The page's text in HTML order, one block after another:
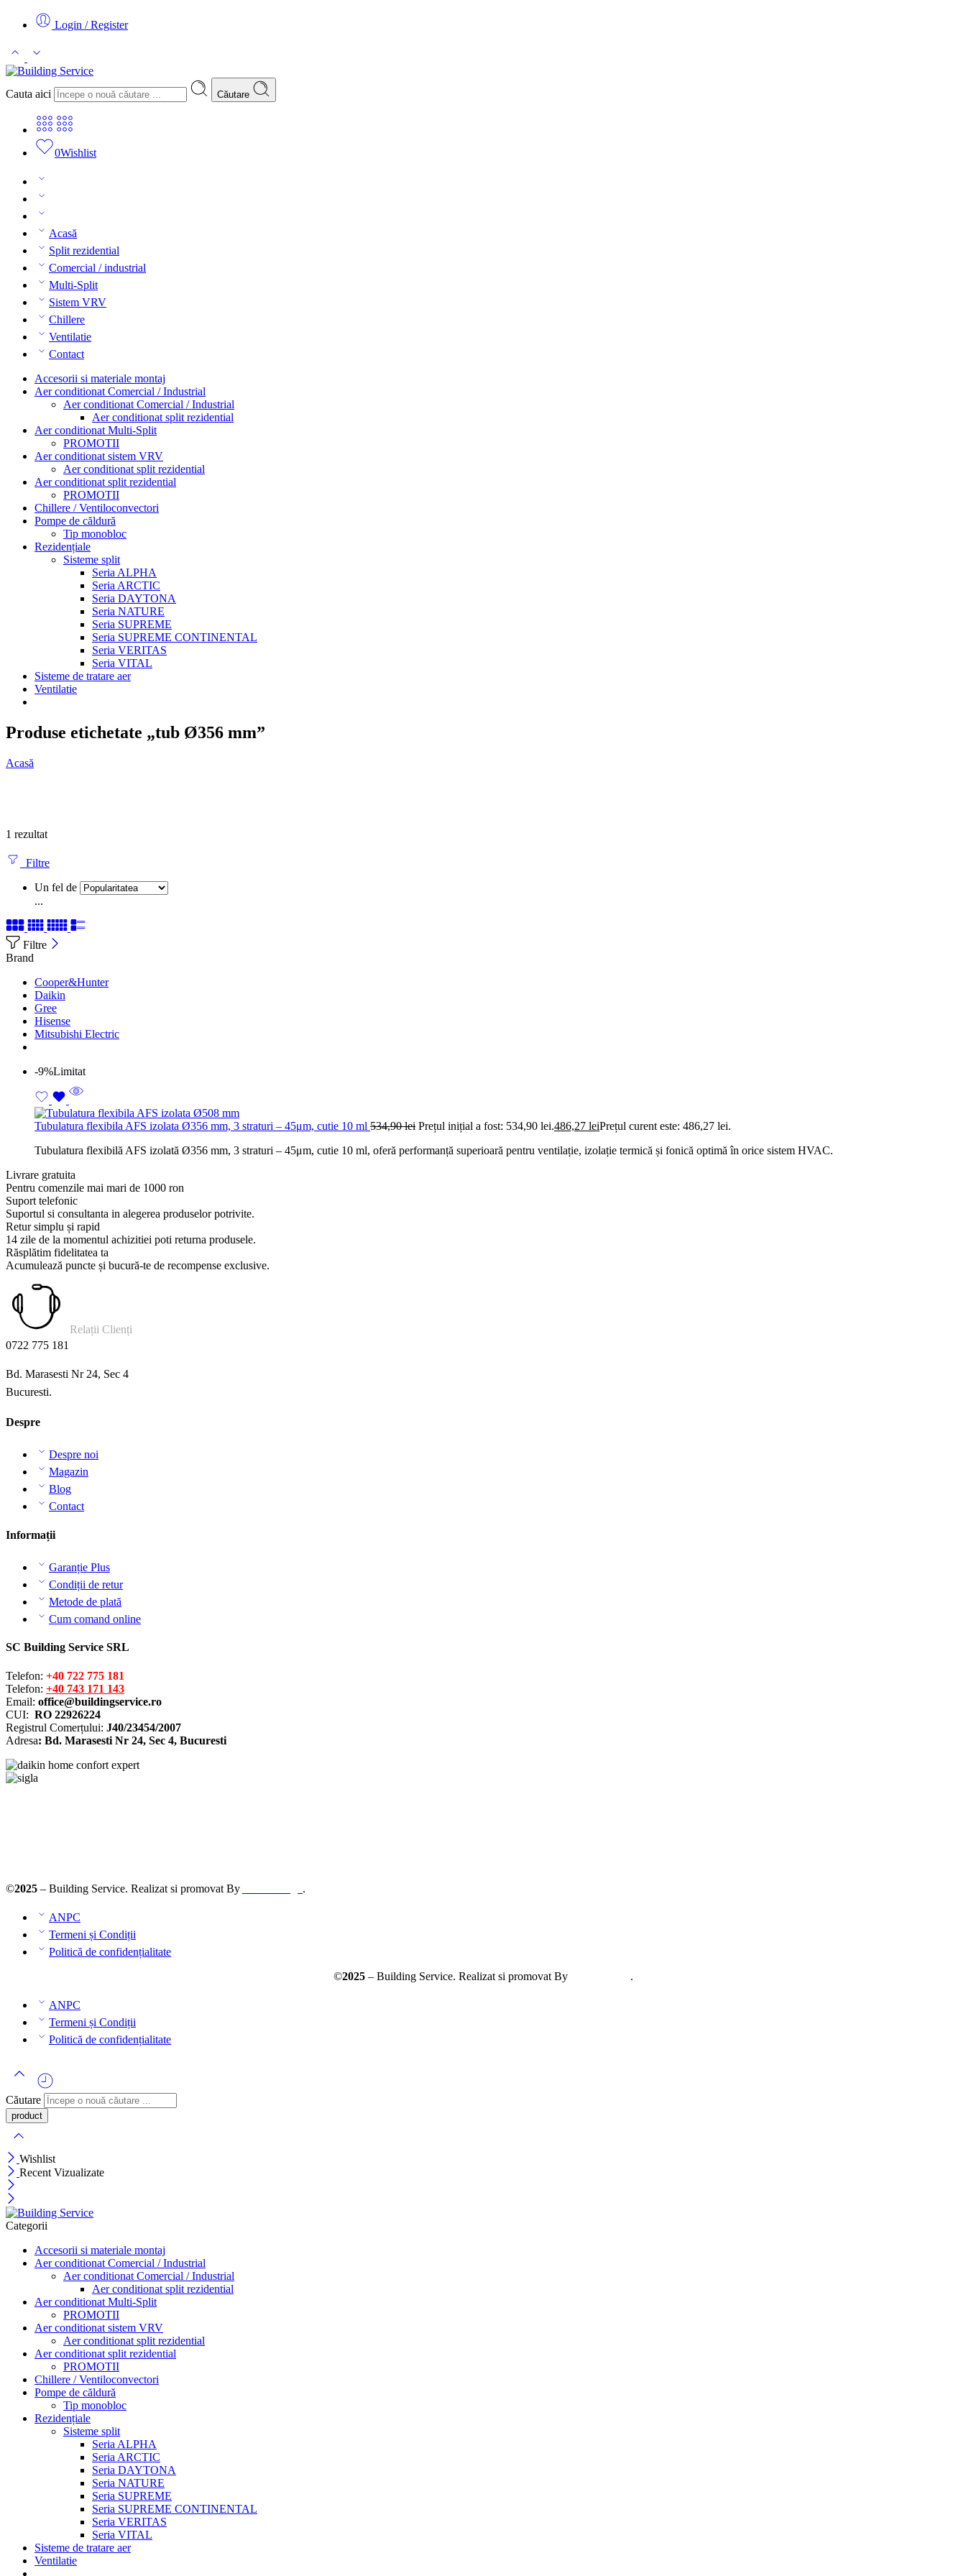
Login / Register
Cauta aici Căutare
0Wishlist
Acasă
Split rezidential
Comercial / industrial
Multi-Split
Sistem VRV
Chillere
Ventilatie
Contact
Accesorii si materiale montaj
Aer conditionat Comercial / Industrial
Aer conditionat Comercial / Industrial
Aer conditionat split rezidential
Aer conditionat Multi-Split
PROMOTII
Aer conditionat sistem VRV
Aer conditionat split rezidential
Aer conditionat split rezidential
PROMOTII
Chillere / Ventiloconvectori
Pompe de căldură
Tip monobloc
Rezidențiale
Sisteme split
Seria ALPHA
Seria ARCTIC
Seria DAYTONA
Seria NATURE
Seria SUPREME
Seria SUPREME CONTINENTAL
Seria VERITAS
Seria VITAL
Sisteme de tratare aer
Ventilatie
Produse etichetate „tub Ø356 mm”
Acasă
1 rezultat
Filtre
Un fel de
...
Filtre
Brand
Cooper&Hunter
Daikin
Gree
Hisense
Mitsubishi Electric
-9%Limitat
Tubulatura flexibila AFS izolata Ø356 mm, 3 straturi – 45μm, cutie 10 ml 534,90lei Prețul inițial a fost: 534,90 lei.486,27 leiPrețul curent este: 486,27 lei.
Tubulatura flexibilă AFS izolată Ø356 mm, 3 straturi – 45μm, cutie 10 ml, oferă performanță superioară pentru ventilație, izolație termică și fonică optimă în orice sistem HVAC.
Livrare gratuita
Pentru comenzile mai mari de 1000 ron
Suport telefonic
Suportul si consultanta in alegerea produselor potrivite.
Retur simplu și rapid
14 zile de la momentul achizitiei poti returna produsele.
Răsplătim fidelitatea ta
Acumulează puncte și bucură-te de recompense exclusive.
Relații Clienți
0722 775 181
Bd. Marasesti Nr 24, Sec 4
Bucuresti.
Despre
Despre noi
Magazin
Blog
Contact
Informații
Garanție Plus
Condiții de retur
Metode de plată
Cum comand online
SC Building Service SRL
Telefon: +40 722 775 181
Telefon: +40 743 171 143
Email: office@buildingservice.ro
CUI: RO 22926224
Registrul Comerțului: J40/23454/2007
Adresa: Bd. Marasesti Nr 24, Sec 4, Bucuresti
©2025 – Building Service. Realizat si promovat By .
ANPC
Termeni și Condiții
Politică de confidențialitate
©2025– Building Service. Realizat si promovat By .
ANPC
Termeni și Condiții
Politică de confidențialitate
Căutare
Wishlist
Recent Vizualizate
Categorii
Accesorii si materiale montaj
Aer conditionat Comercial / Industrial
Aer conditionat Comercial / Industrial
Aer conditionat split rezidential
Aer conditionat Multi-Split
PROMOTII
Aer conditionat sistem VRV
Aer conditionat split rezidential
Aer conditionat split rezidential
PROMOTII
Chillere / Ventiloconvectori
Pompe de căldură
Tip monobloc
Rezidențiale
Sisteme split
Seria ALPHA
Seria ARCTIC
Seria DAYTONA
Seria NATURE
Seria SUPREME
Seria SUPREME CONTINENTAL
Seria VERITAS
Seria VITAL
Sisteme de tratare aer
Ventilatie